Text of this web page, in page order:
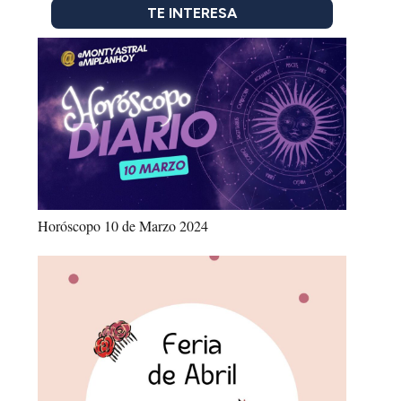
TE INTERESA
Horóscopo 10 de Marzo 2024